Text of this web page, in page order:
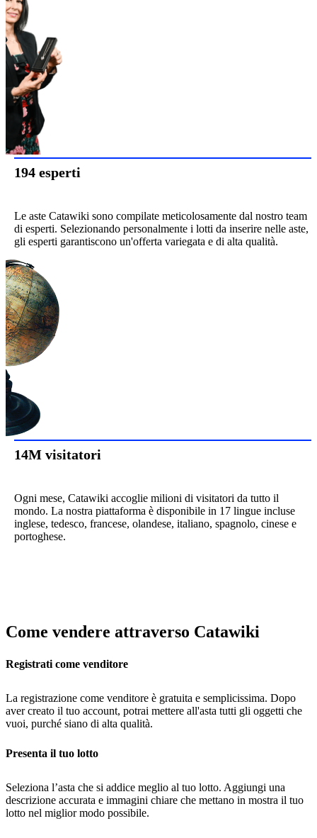
194 esperti
Le aste Catawiki sono compilate meticolosamente dal nostro team
di esperti. Selezionando personalmente i lotti da inserire nelle aste,
gli esperti garantiscono un'offerta variegata e di alta qualità.
14M visitatori
Ogni mese, Catawiki accoglie milioni di visitatori da tutto il
mondo. La nostra piattaforma è disponibile in 17 lingue incluse
inglese, tedesco, francese, olandese, italiano, spagnolo, cinese e
portoghese.
Come vendere attraverso Catawiki
Registrati come venditore
La registrazione come venditore è gratuita e semplicissima. Dopo
aver creato il tuo account, potrai mettere all'asta tutti gli oggetti che
vuoi, purché siano di alta qualità.
Presenta il tuo lotto
Seleziona l’asta che si addice meglio al tuo lotto. Aggiungi una
descrizione accurata e immagini chiare che mettano in mostra il tuo
lotto nel miglior modo possibile.